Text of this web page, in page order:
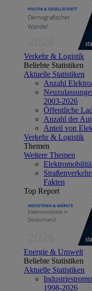
Verkehr & Logistik
Beliebte Statistiken
Aktuelle Statistiken
Anzahl
2003-2026
Öffentliche
Anzahl der
Anteil von
Verkehr & Logistik
Themen
Weitere Themen
Fakten
Top Report
Energie & Umwelt
Beliebte Statistiken
Aktuelle Statistiken
1998-2026